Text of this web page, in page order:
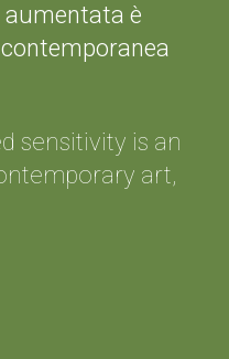
aumentata è
sensitivity is an
art,